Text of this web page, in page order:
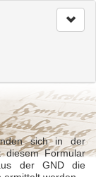
sich in der
diesem Formular
der GND die